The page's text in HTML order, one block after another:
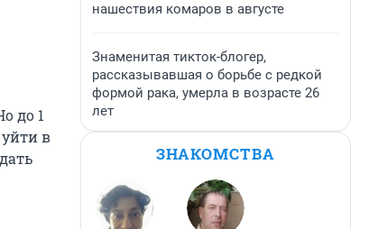
до 1
в
нашествия комаров в августе
Знаменитая тикток-блогер,
рассказывавшая о борьбе с редкой
формой рака, умерла в возрасте 26
лет
ЗНАКОМСТВА